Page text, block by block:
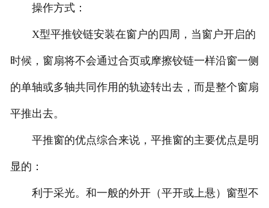
操作方式：
X型平推铰链安装在窗户的四周，当窗户开启的
时候，窗扇将不会通过合页或摩擦铰链一样沿窗一侧
的单轴或多轴共同作用的轨迹转出去，而是整个窗扇
平推出去。
平推窗的优点综合来说，平推窗的主要优点是明
显的：
利于采光。和一般的外开（平开或上悬）窗型不